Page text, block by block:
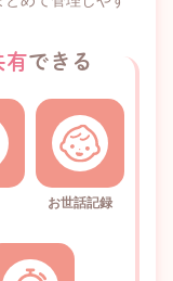
有できる
お世話記録